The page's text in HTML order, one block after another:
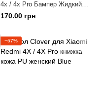
4x / 4х Pro Бампер Жидкий
блеск фиолетовый
170.00 грн
−67%